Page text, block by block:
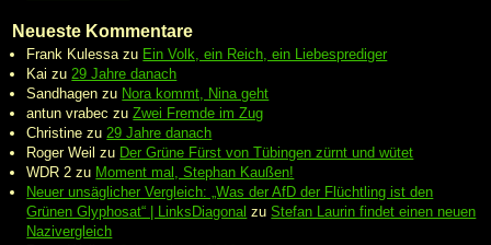
Neueste Kommentare
Frank Kulessazu Ein Volk, ein Reich, ein Liebesprediger
Kai zu29 Jahre danach
Sandhagen zu Nora kommt, Nina geht
antun vrabec zuZwei Fremde im Zug
Christine zu29 Jahre danach
Roger Weil zu Der Grüne Fürst von Tübingen zürnt und wütet
WDR 2 zu Moment mal, Stephan Kaußen!
Neuer unsäglicher Vergleich: „Was der AfD der Flüchtling ist den
Grünen Glyphosat“ | LinksDiagonal zuStefan Laurin findet einen neuen
Nazivergleich